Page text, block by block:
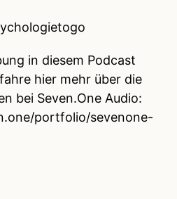
in diesem Podcast
hier mehr über die
bei Seven.One Audio:
portfolio/sevenone-